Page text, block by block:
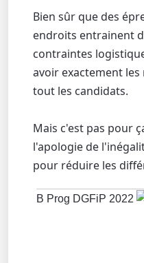
Bien sûr que des
endroits entrainent
contraintes
avoir exactement
tout les candidats.
Mais c'est pas pour
l'apologie de
pour réduire les
B Prog DGFiP 2022